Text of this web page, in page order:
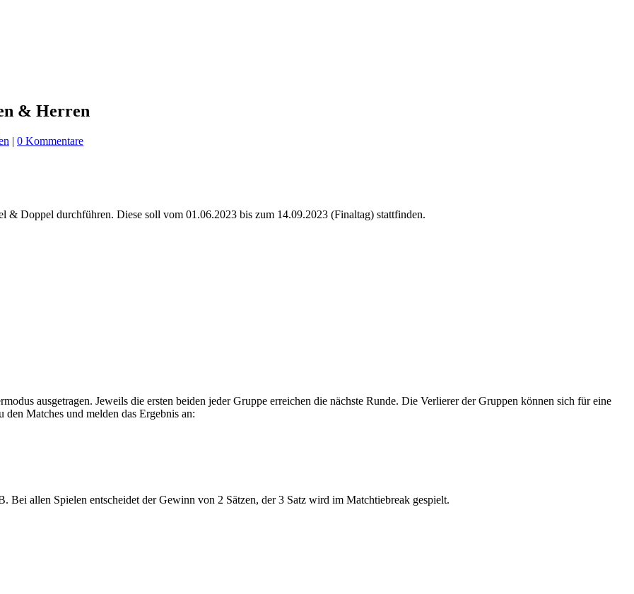
& Herren
| 0 Kommentare
& Doppel durchführen. Diese soll vom 01.06.2023 bis zum 14.09.2023 (Finaltag) stattfinden.
ausgetragen. Jeweils die ersten beiden jeder Gruppe erreichen die nächste Runde. Die Verlierer der Gruppen können sich für eine
Matches und melden das Ergebnis an:
allen Spielen entscheidet der Gewinn von 2 Sätzen, der 3 Satz wird im Matchtiebreak gespielt.